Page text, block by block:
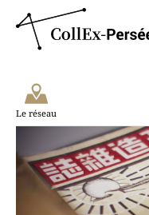
Le réseau